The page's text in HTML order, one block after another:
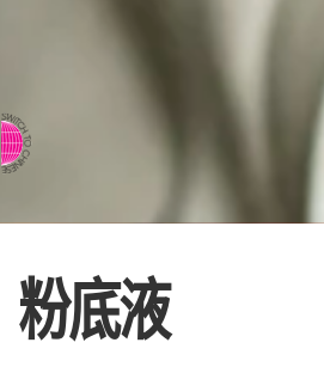
粉底液